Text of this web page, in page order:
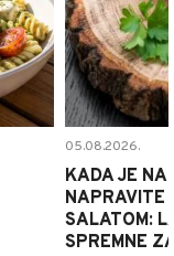
05.08.2026.
KADA JE
NAPRAVITE
SALATOM:
SPREMNE